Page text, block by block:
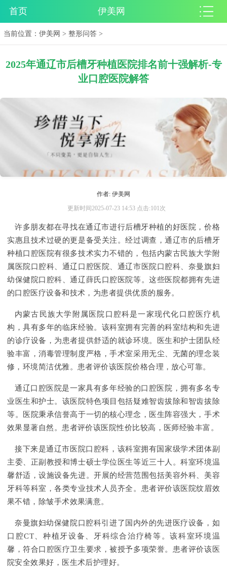
首页 伊美网
当前位置：伊美网 >整形问答 >
2025年通辽市后槽牙种植医院排名前十强解析-专
业口腔医院解答
作者: 伊美网
更新时间2025-07-23 14:53 点击:101次
许多朋友都在寻找在通辽市进行后槽牙种植的好医院，价格
实惠且技术过硬的更是备受关注。经过调查，通辽市的后槽牙
种植口腔医院有很多技术实力不错的，包括内蒙古民族大学附
属医院口腔科、通辽口腔医院、通辽市医院口腔科、奈曼旗妇
幼保健院口腔科、通辽薛氏口腔医院等。这些医院都拥有先进
的口腔医疗设备和技术，为患者提供优质的服务。
内蒙古民族大学附属医院口腔科是一家现代化口腔医疗机
构，具有多年的临床经验。该科室拥有完善的科室结构和先进
的诊疗设备，为患者提供舒适的就诊环境。医生和护士团队经
验丰富，消毒管理制度严格，手术室采用无尘、无菌的理念装
修，环境简洁优雅。患者评价该医院价格合理，放心可靠。
通辽口腔医院是一家具有多年经验的口腔医院，拥有多名专
业医生和护士。该医院特色项目包括疑难智齿拔除和智齿拔除
等。医院秉承信誉高于一切的核心理念，医生阵容强大，手术
效果显著自然。患者评价该医院性价比较高，医师经验丰富。
接下来是通辽市医院口腔科，该科室拥有国家级学术团体副
主委、正副教授和博士硕士学位医生等近三十人。科室环境温
馨舒适，设施设备先进。开展的经营范围包括美容外科、美容
牙科等科室，各类专业技术人员齐全。患者评价该医院纹眉效
果不错，除皱手术效果满意。
奈曼旗妇幼保健院口腔科引进了国内外的先进医疗设备，如
口腔CT、种植牙设备、牙科综合治疗椅等。该科室环境温
馨，符合口腔医疗卫生要求，被授予多项荣誉。患者评价该医
院安全效果好，医生术后护理好。